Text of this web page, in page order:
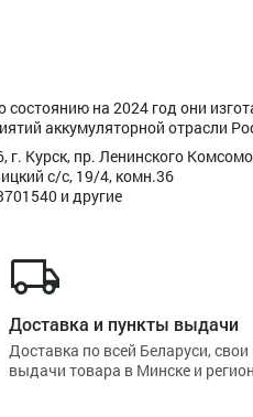
на 2024 год они
аккумуляторной отрасли
Курск, пр. Ленинского
с/с, 19/4, комн.36
и другие
Доставка и пункты выдачи
Доставка по всей Беларуси,
выдачи товара в Минске и